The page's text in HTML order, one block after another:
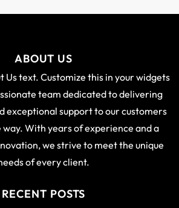
ABOUT US
Us text. Customize this in your widgets
team dedicated to delivering
exceptional support to our customers
With years of experience and a
we strive to meet the unique
of every client.
RECENT POSTS